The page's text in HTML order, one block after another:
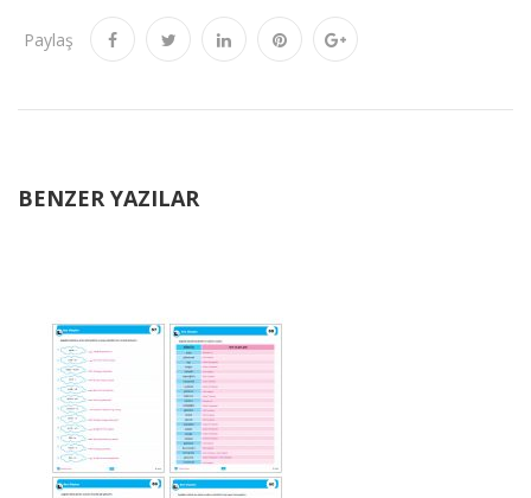
Paylaş
BENZER YAZILAR